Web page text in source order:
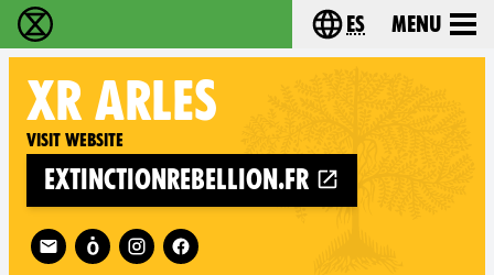
extinction rebellion - Home Choose your
es Menu
XR ARLES
Visit website
extinctionrebellion.fr
Follow XR Arles on